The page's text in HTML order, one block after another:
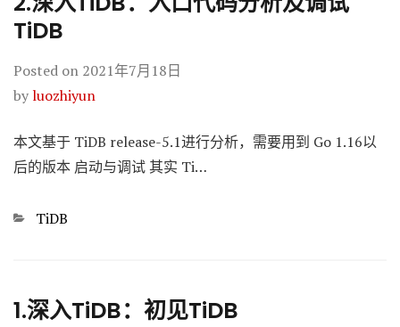
TiDB
Posted on 2021年7月18日
byluozhiyun
本文基于 TiDB release-5.1进行分析，需要用到 Go 1.16以
后的版本 启动与调试 其实 Ti…
Categories
TiDB
1.深入TiDB：初见TiDB